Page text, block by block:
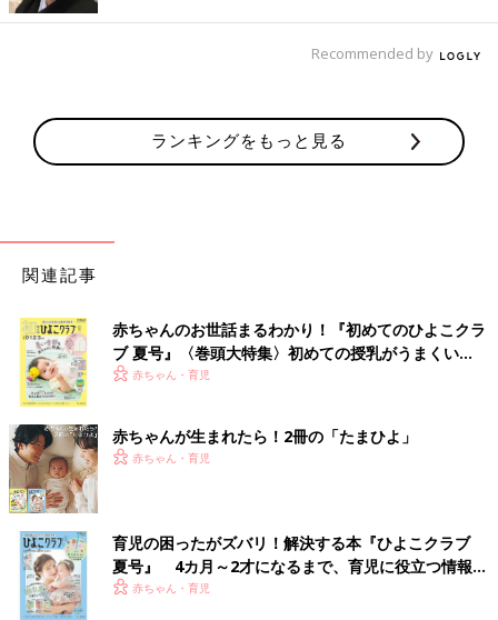
Recommended by
ランキングをもっと見る
関連記事
赤ちゃんのお世話まるわかり！『初めてのひよこクラ
ブ 夏号』〈巻頭大特集〉初めての授乳がうまくい
く！ おっぱい・ミルクの基本と夏のトラブル 解決テ
赤ちゃん・育児
赤ちゃんが生まれたら！2冊の「たまひよ」
赤ちゃん・育児
育児の困ったがズバリ！解決する本『ひよこクラブ
夏号』 4カ月～2才になるまで、育児に役立つ情報が
いっぱい！
赤ちゃん・育児